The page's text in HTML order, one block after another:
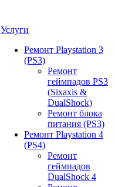
Услуги
Ремонт Playstation 3
(PS3)
Ремонт
геймпадов PS3
(Sixaxis &
DualShock)
Ремонт блока
питания (PS3)
Ремонт Playstation 4
(PS4)
Ремонт
геймпадов
DualShock 4